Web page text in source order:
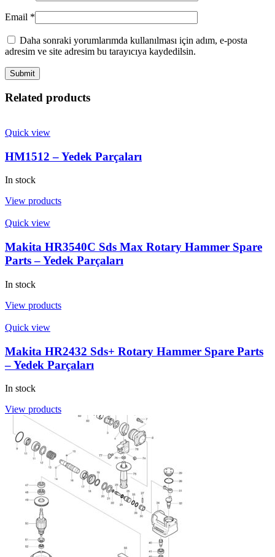
Email *
Daha sonraki yorumlarımda kullanılması için adım, e-posta
adresim ve site adresim bu tarayıcıya kaydedilsin.
Related products
Quick view
HM1512 – Yedek Parçaları
In stock
View products
Quick view
Makita HR3540C Sds Max Rotary Hammer Spare
Parts – Yedek Parçaları
In stock
View products
Quick view
Makita HR2432 Sds+ Rotary Hammer Spare Parts
– Yedek Parçaları
In stock
View products